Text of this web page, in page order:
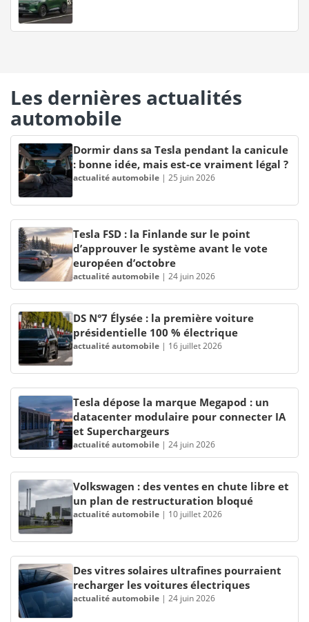
Les dernières actualités
automobile
Dormir dans sa Tesla pendant la canicule
: bonne idée, mais est-ce vraiment légal ?
actualité automobile | 25 juin 2026
Tesla FSD : la Finlande sur le point
d’approuver le système avant le vote
européen d’octobre
actualité automobile | 24 juin 2026
DS N°7 Élysée : la première voiture
présidentielle 100 % électrique
actualité automobile | 16 juillet 2026
Tesla dépose la marque Megapod : un
datacenter modulaire pour connecter IA
et Superchargeurs
actualité automobile | 24 juin 2026
Volkswagen : des ventes en chute libre et
un plan de restructuration bloqué
actualité automobile | 10 juillet 2026
Des vitres solaires ultrafines pourraient
recharger les voitures électriques
actualité automobile | 24 juin 2026